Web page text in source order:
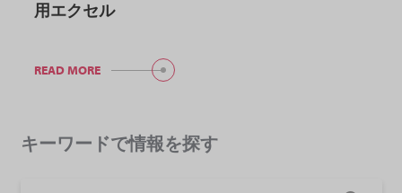
用エクセル
READ MORE
キーワードで情報を探す